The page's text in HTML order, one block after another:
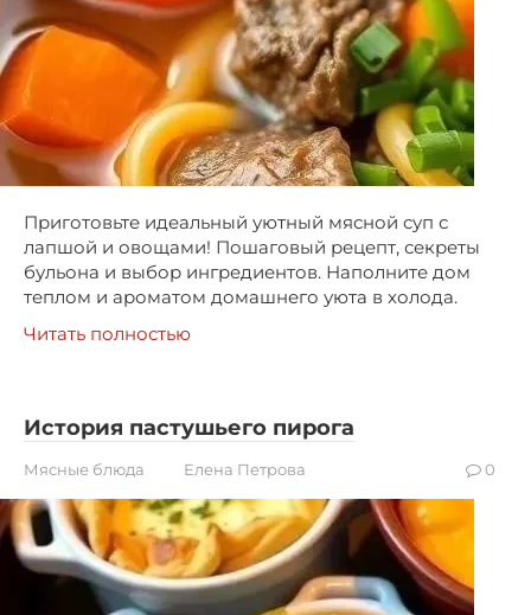
Приготовьте идеальный уютный мясной суп с
лапшой и овощами! Пошаговый рецепт, секреты
бульона и выбор ингредиентов. Наполните дом
теплом и ароматом домашнего уюта в холода.
Читать полностью
История пастушьего пирога
Мясные блюда Елена Петрова 0